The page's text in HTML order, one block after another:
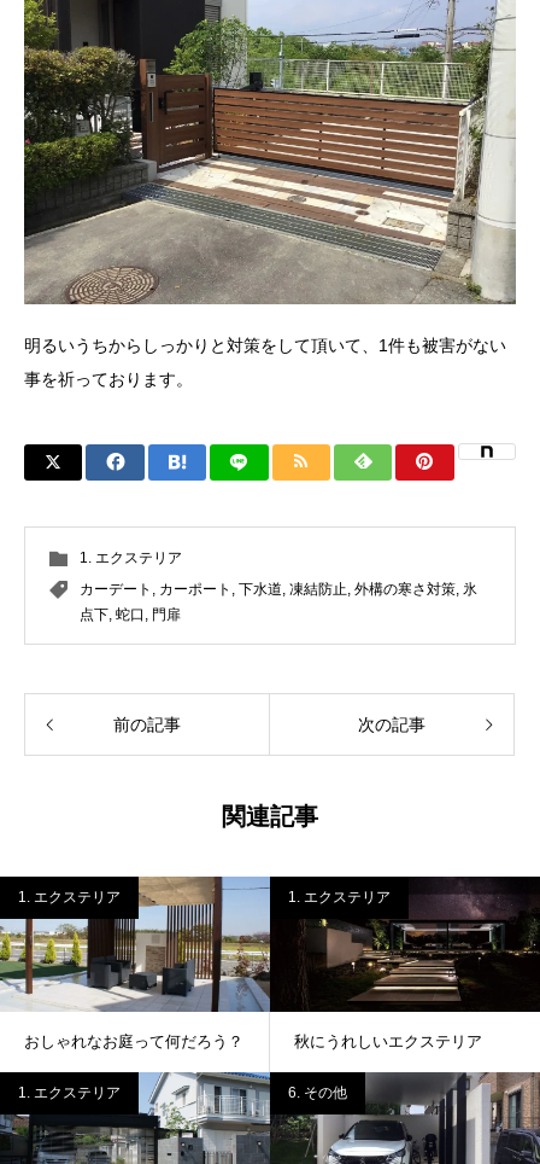
明るいうちからしっかりと対策をして頂いて、1件も被害がない
事を祈っております。
1. エクステリア
カーデート
カーポート 下水道 凍結防止 外構の寒さ対策 氷
点下 蛇口 門扉
前の記事 次の記事
関連記事
1. エクステリア
おしゃれなお庭って何だろう？
1. エクステリア
秋にうれしいエクステリア
1. エクステリア 6. その他